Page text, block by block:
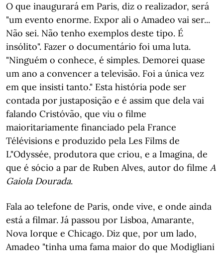
O que inaugurará em Paris, diz o realizador, será
"um evento enorme. Expor ali o Amadeo vai ser...
Não sei. Não tenho exemplos deste tipo. É
insólito". Fazer o documentário foi uma luta.
"Ninguém o conhece, é simples. Demorei quase
um ano a convencer a televisão. Foi a única vez
em que insisti tanto." Esta história pode ser
contada por justaposição e é assim que dela vai
falando Cristóvão, que viu o filme
maioritariamente financiado pela France
Télévisions e produzido pela Les Films de
L"Odyssée, produtora que criou, e a Imagina, de
que é sócio a par de Ruben Alves, autor do filme A
Gaiola Dourada.
Fala ao telefone de Paris, onde vive, e onde ainda
está a filmar. Já passou por Lisboa, Amarante,
Nova Iorque e Chicago. Diz que, por um lado,
Amadeo "tinha uma fama maior do que Modigliani